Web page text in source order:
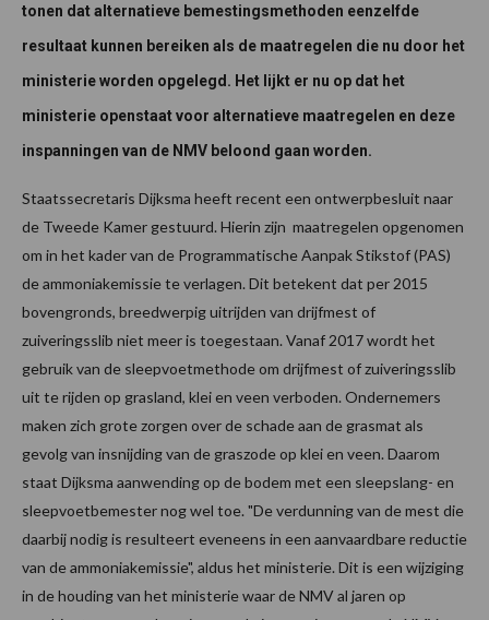
tonen dat alternatieve bemestingsmethoden eenzelfde
resultaat kunnen bereiken als de maatregelen die nu door het
ministerie worden opgelegd. Het lijkt er nu op dat het
ministerie openstaat voor alternatieve maatregelen en deze
inspanningen van de NMV beloond gaan worden.
Staatssecretaris Dijksma heeft recent een ontwerpbesluit naar
de Tweede Kamer gestuurd. Hierin zijn maatregelen opgenomen
om in het kader van de Programmatische Aanpak Stikstof (PAS)
de ammoniakemissie te verlagen. Dit betekent dat per 2015
bovengronds, breedwerpig uitrijden van drijfmest of
zuiveringsslib niet meer is toegestaan. Vanaf 2017 wordt het
gebruik van de sleepvoetmethode om drijfmest of zuiveringsslib
uit te rijden op grasland, klei en veen verboden. Ondernemers
maken zich grote zorgen over de schade aan de grasmat als
gevolg van insnijding van de graszode op klei en veen. Daarom
staat Dijksma aanwending op de bodem met een sleepslang- en
sleepvoetbemester nog wel toe. "De verdunning van de mest die
daarbij nodig is resulteert eveneens in een aanvaardbare reductie
van de ammoniakemissie", aldus het ministerie. Dit is een wijziging
in de houding van het ministerie waar de NMV al jaren op